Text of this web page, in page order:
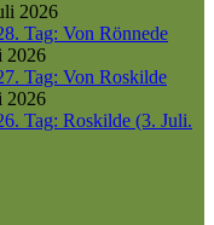
2026
Tag: Von Rönnede
2026
Tag: Von Roskilde
2026
Tag: Roskilde (3. Juli.